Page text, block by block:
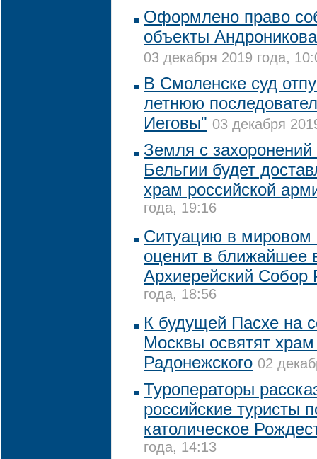
Оформлено право
объекты
03 декабря 2019 года,
В Смоленске суд
летнюю
Иеговы" 03 декабря
Земля с захоронений
Бельгии будет
храм российской
года, 19:16
Ситуацию в мировом
оценит в ближайшее
Архиерейский
года, 18:56
К будущей Пасхе на
Москвы освятят
Радонежского 02
Туроператоры
российские туристы
католическое
года, 14:13